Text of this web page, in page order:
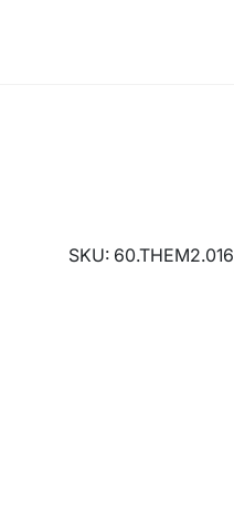
SKU: 60.THEM2.016